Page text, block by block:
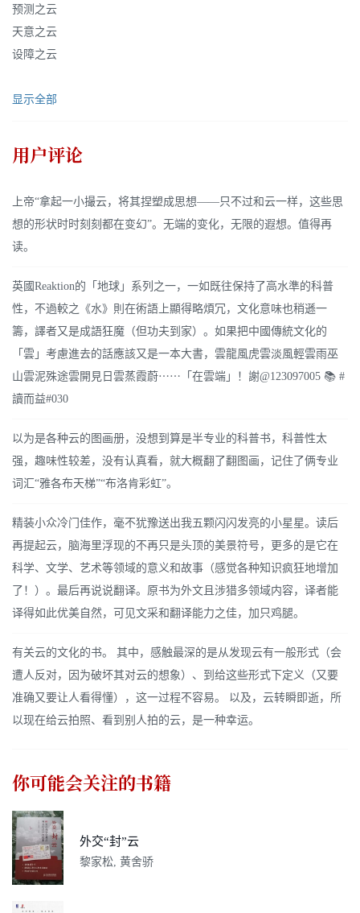
预测之云
天意之云
设障之云
显示全部
用户评论
上帝“拿起一小撮云，将其捏塑成思想——只不过和云一样，这些思
想的形状时时刻刻都在变幻”。无端的变化，无限的遐想。值得再
读。
英國Reaktion的「地球」系列之一，一如既往保持了高水準的科普
性，不過較之《水》則在術語上顯得略煩冗，文化意味也稍遜一
籌，譯者又是成語狂魔（但功夫到家）。如果把中國傳統文化的
「雲」考慮進去的話應該又是一本大書，雲龍風虎雲淡風輕雲雨巫
山雲泥殊途雲開見日雲蒸霞蔚⋯⋯「在雲端」！謝@123097005 📚 #
讀而益#030
以为是各种云的图画册，没想到算是半专业的科普书，科普性太
强，趣味性较差，没有认真看，就大概翻了翻图画，记住了俩专业
词汇“雅各布天梯”“布洛肯彩虹”。
精装小众冷门佳作，毫不犹豫送出我五颗闪闪发亮的小星星。读后
再提起云，脑海里浮现的不再只是头顶的美景符号，更多的是它在
科学、文学、艺术等领域的意义和故事（感觉各种知识疯狂地增加
了！）。最后再说说翻译。原书为外文且涉猎多领域内容，译者能
译得如此优美自然，可见文采和翻译能力之佳，加只鸡腿。
有关云的文化的书。 其中，感触最深的是从发现云有一般形式（会
遭人反对，因为破坏其对云的想象）、到给这些形式下定义（又要
准确又要让人看得懂），这一过程不容易。 以及，云转瞬即逝，所
以现在给云拍照、看到别人拍的云，是一种幸运。
你可能会关注的书籍
外交“封”云
黎家松, 黄舍骄